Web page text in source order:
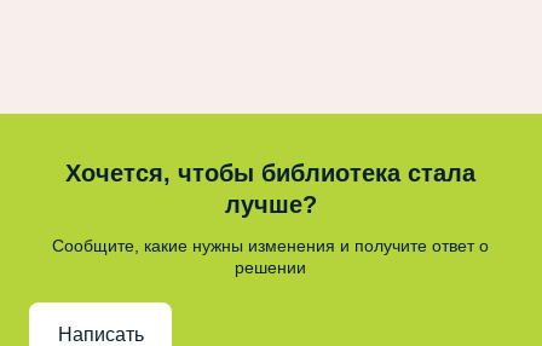
Хочется, чтобы библиотека стала
лучше?
Сообщите, какие нужны изменения и получите ответ о
решении
Написать